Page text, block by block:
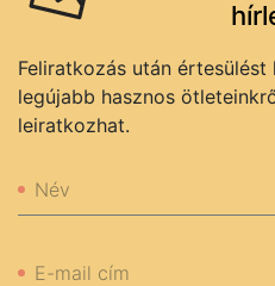
Feliratkozás után
legújabb hasznos
leiratkozhat.
Név
E-mail cím